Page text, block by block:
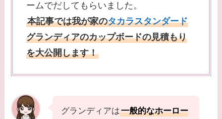
ームでだしてもらいました。
本記事では我が家のタカラスタンダード
グランディアのカップボードの見積もり
を大公開します！
グランディアは一般的なホーロー